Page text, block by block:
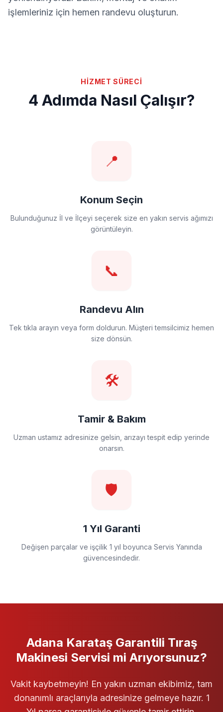
işlemleriniz için hemen randevu oluşturun.
HİZMET SÜRECİ
4 Adımda Nasıl Çalışır?
📍
Konum Seçin
Bulunduğunuz İl ve İlçeyi seçerek size en yakın servis ağımızı
görüntüleyin.
📞
Randevu Alın
Tek tıkla arayın veya form doldurun. Müşteri temsilcimiz hemen
size dönsün.
🛠️
Tamir & Bakım
Uzman ustamız adresinize gelsin, arızayı tespit edip yerinde
onarsın.
🛡️
1 Yıl Garanti
Değişen parçalar ve işçilik 1 yıl boyunca Servis Yanında
güvencesindedir.
Adana KarataşGarantili Tıraş
Makinesi Servisi mi Arıyorsunuz?
Vakit kaybetmeyin! En yakın uzman ekibimiz, tam
donanımlı araçlarıyla adresinize gelmeye hazır. 1